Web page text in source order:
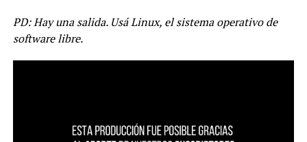
PD: Hay una salida. Usá Linux, el sistema operativo de
software libre.